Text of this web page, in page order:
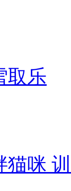
取乐
猫咪